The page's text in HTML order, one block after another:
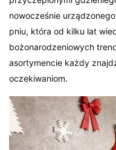
nowocześnie
pniu, która od kilku lat
bożonarodzeniowych
asortymencie każdy
oczekiwaniom.